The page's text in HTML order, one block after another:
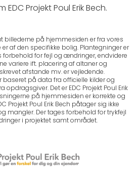
EDC Projekt Poul Erik Bech.
på hjemmesiden er fra vores
af den specifikke bolig. Plantegninger er
forbehold for fejl og ændringer, endvidere
variere ift. placering af altaner og
afstande mv. er vejledende.
baseret på data fra officielle kilder og
Det er EDC Projekt Poul Erik
på hjemmesiden er korrekte og
Projekt Poul Erik Bech påtager sig ikke
mangler. Der tages forbehold for trykfejl
i projektet samt området.